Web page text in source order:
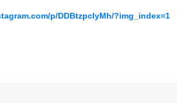
p/DDBtzpcIyMh/?img_index=1